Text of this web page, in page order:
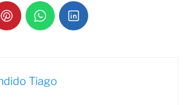
Tiago